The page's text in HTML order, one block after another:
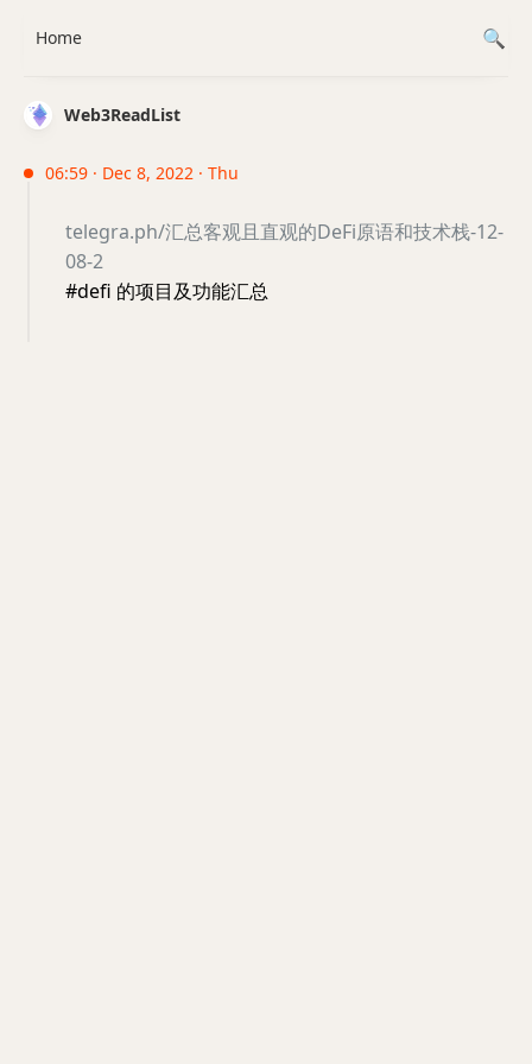
Web3ReadList
06:59 · Dec 8, 2022 · Thu
telegra.ph/汇总客观且直观的DeFi原语和技术栈-12-
08-2
#defi 的项目及功能汇总
Home